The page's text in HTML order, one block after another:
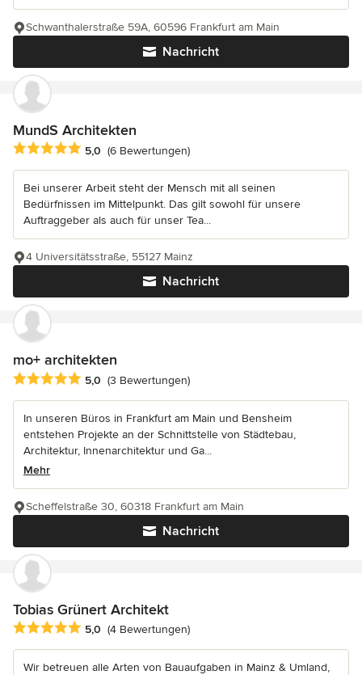
Nachricht
Schwanthalerstraße 59A, 60596 Frankfurt am Main
MundS Architekten
Durchschnittliche Bewertung: 5 von 5 Sternen
5,0 (6 Bewertungen)
Bei unserer Arbeit steht der Mensch mit all seinen
Bedürfnissen im Mittelpunkt. Das gilt sowohl für unsere
Auftraggeber als auch für unser Tea...
Nachricht
4 Universitätsstraße, 55127 Mainz
mo+ architekten
Durchschnittliche Bewertung: 5 von 5 Sternen
5,0 (3 Bewertungen)
In unseren Büros in Frankfurt am Main und Bensheim
entstehen Projekte an der Schnittstelle von Städtebau,
Architektur, Innenarchitektur und Ga...
Mehr
Nachricht
Scheffelstraße 30, 60318 Frankfurt am Main
Tobias Grünert Architekt
Durchschnittliche Bewertung: 5 von 5 Sternen
5,0 (4 Bewertungen)
Wir betreuen alle Arten von Bauaufgaben in Mainz & Umland,